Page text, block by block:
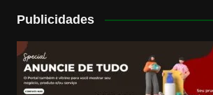
Publicidades